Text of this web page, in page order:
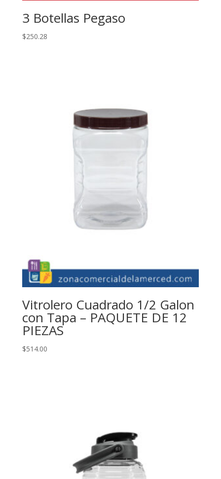
3 Botellas Pegaso
$250.28
Vitrolero Cuadrado 1/2 Galon
con Tapa – PAQUETE DE 12
PIEZAS
$514.00